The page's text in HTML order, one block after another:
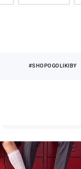
#SHOPOGOLIKIBY